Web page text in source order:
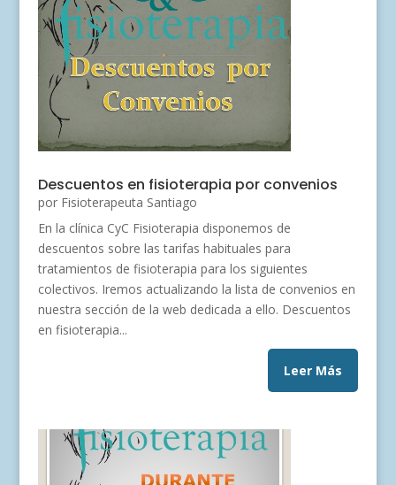
Descuentos en fisioterapia por convenios
por Fisioterapeuta Santiago
En la clínica CyC Fisioterapia disponemos de
descuentos sobre las tarifas habituales para
tratamientos de fisioterapia para los siguientes
colectivos. Iremos actualizando la lista de convenios en
nuestra sección de la web dedicada a ello. Descuentos
en fisioterapia...
Leer Más